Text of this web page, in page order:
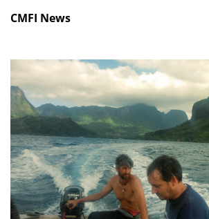
CMFI News
Küstenchemie
der
Weltmeere:
Menschen
hinterlassen
überall
chemische
Spuren